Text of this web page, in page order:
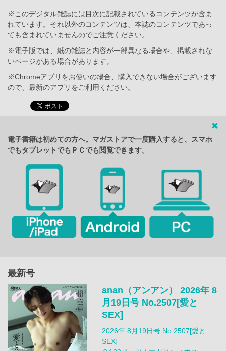
※このデジタル雑誌には目次に記載されているコンテンツが含ま
れています。それ以外のコンテンツは、本誌のコンテンツであっ
ても含まれていませんのでご注意ください。
※電子版では、紙の雑誌と内容が一部異なる場合や、掲載されな
いページがある場合があります。
※Chromeアプリをお使いの場合、購入できない場合がございます
ので、最新のアプリをご利用ください。
電子書籍は初めての方へ。マガストアで一度購入すると、スマホ
でもタブレットでもＰＣでも閲覧できます。
最新号
anan（アンアン） 2026年 8
月19日号 No.2507[愛と
SEX]
2026年 8月19日号 No.2507[愛と
SEX]